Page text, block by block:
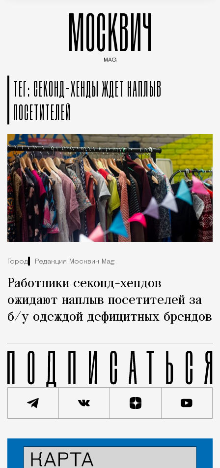
МОСКВИЧ
MAG
ТЕГ: СЕКОНД-ХЕНДЫ ЖДЕТ НАПЛЫВ
ПОСЕТИТЕЛЕЙ
Город Редакция Москвич Mag
Работники секонд-хендов
ожидают наплыв посетителей за
б/у одеждой дефицитных брендов